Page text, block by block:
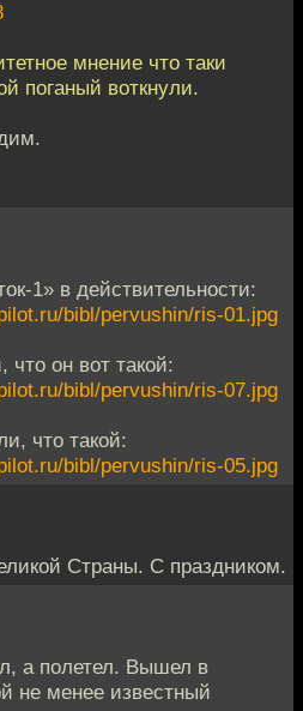
мнение что таки
поганый воткнули.
1» в действительности:
bibl/pervushin/ris-01.jpg
он вот такой:
bibl/pervushin/ris-07.jpg
что такой:
bibl/pervushin/ris-05.jpg
Страны. С праздником.
а полетел. Вышел в
не менее известный